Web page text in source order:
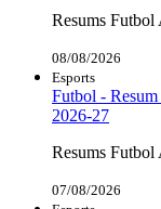
Resums
08/08/2026
Esports
Futbol -
2026-27
Resums
07/08/2026